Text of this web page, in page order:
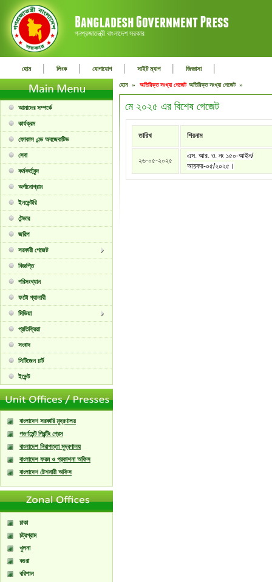
গনপ্রজাতন্ত্রী বাংলাদেশ সরকার
হোম | লিংক | যোগাযোগ | সাইট ম্যাপ | জিজ্ঞাসা |
আমাদের সম্পর্কে
কার্যক্রম
ফোকাস এন্ড অবজেকটিভ
সেবা
কর্মকর্তাবৃন্দ
অর্গানোগ্রাম
ইনভেন্টরি
টেন্ডার
জরিপ
সরকারী গেজেট
বিজ্ঞপ্তি
পরিসংখ্যান
ফটো গ্যালারী
মিডিয়া
প্রতিক্রিয়া
সংবাদ
সিটিজেন চার্ট
ইভেন্ট
বাংলাদেশ সরকারি মুদ্রণালয়
গভর্ণমেন্ট প্রিন্টিং প্রেস
বাংলাদেশ নিরাপত্তা মুদ্রণালয়
বাংলাদেশ ফরম ও প্রকাশনা অফিস
বাংলাদেশ ষ্টেশনারী অফিস
ঢাকা
চট্রগ্রাম
খুলনা
বগুরা
বরিশাল
হোম » অতিরিক্ত সংখ্যা গেজেট অতিরিক্ত সংখ্যা গেজেট »
মে ২০২৫ এর বিশেষ গেজেট
তারিখ শিরনাম
২৬-০৫-২০২৫
এস. আর. ও. নং ১৫০-আইন/
আয়কর-০৫/২০২৫।